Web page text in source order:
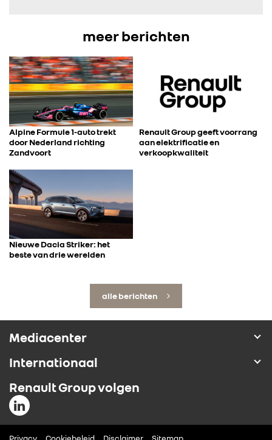
meer berichten
Alpine Formule 1-auto trekt
door Nederland richting
Zandvoort
Renault Group geeft voorrang
aan elektrificatie en
verkoopkwaliteit
Nieuwe Dacia Striker: het
beste van drie werelden
alle berichten
Mediacenter
Internationaal
Renault Group volgen